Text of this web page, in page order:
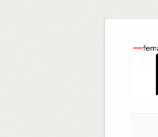
content